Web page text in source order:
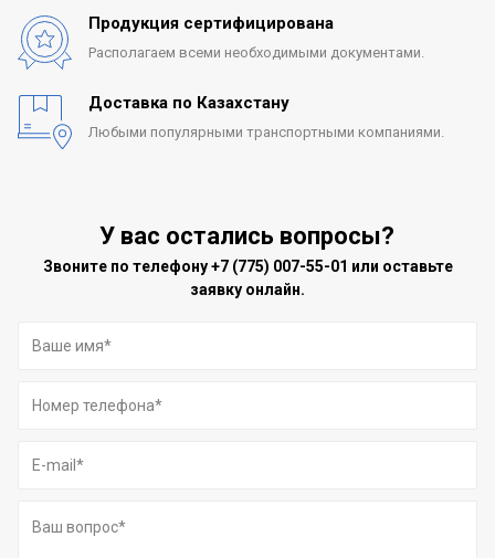
Продукция сертифицирована
Располагаем всеми необходимыми документами.
Доставка по Казахстану
Любыми популярными транспортными компаниями.
У вас остались вопросы?
Звоните по телефону+7 (775) 007-55-01 или оставьте
заявку онлайн.